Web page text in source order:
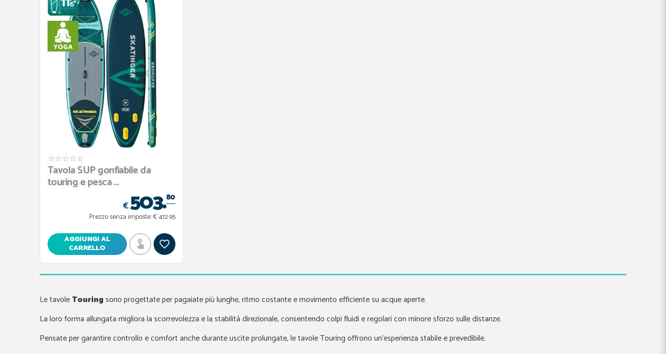
Tavola SUP gonfiabile da
touring e pesca ...
€503.80
Prezzo senza imposte:€ 412.95
AGGIUNGI AL
CARRELLO
Le tavoleTouringsono progettate per pagaiate più lunghe, ritmo costante e movimento efficiente su acque aperte.
La loro forma allungata migliora la scorrevolezza e la stabilità direzionale, consentendo colpi fluidi e regolari con minore sforzo sulle distanze.
Pensate per garantire controllo e comfort anche durante uscite prolungate, le tavole Touring offrono un’esperienza stabile e prevedibile.